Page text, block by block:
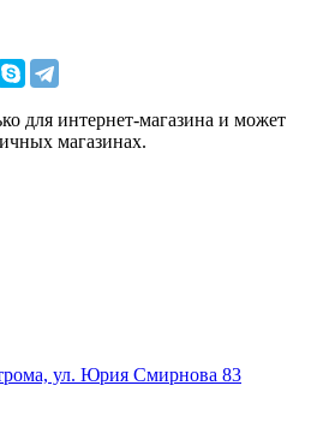
для интернет-магазина и может
магазинах.
ул. Юрия Смирнова 83